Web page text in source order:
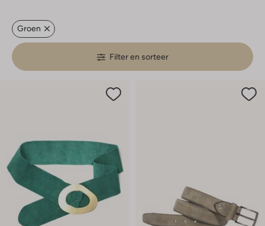
Groen
Filter en sorteer